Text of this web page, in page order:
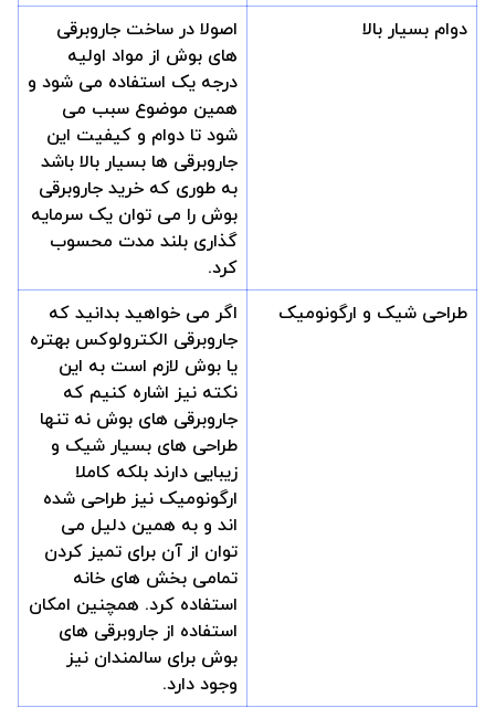
دوام بسیار بالا
اصولا در ساخت جاروبرقی
های بوش از مواد اولیه
درجه یک استفاده می شود و
همین موضوع سبب می
شود تا دوام و کیفیت این
جاروبرقی ها بسیار بالا باشد
به طوری که خرید جاروبرقی
بوش را می توان یک سرمایه
گذاری بلند مدت محسوب
کرد.
طراحی شیک و ارگونومیک
اگر می خواهید بدانید که
جاروبرقی الکترولوکس بهتره
یا بوش لازم است به این
نکته نیز اشاره کنیم که
جاروبرقی های بوش نه تنها
طراحی های بسیار شیک و
زیبایی دارند بلکه کاملا
ارگونومیک نیز طراحی شده
اند و به همین دلیل می
توان از آن برای تمیز کردن
تمامی بخش های خانه
استفاده کرد. همچنین امکان
استفاده از جاروبرقی های
بوش برای سالمندان نیز
وجود دارد.